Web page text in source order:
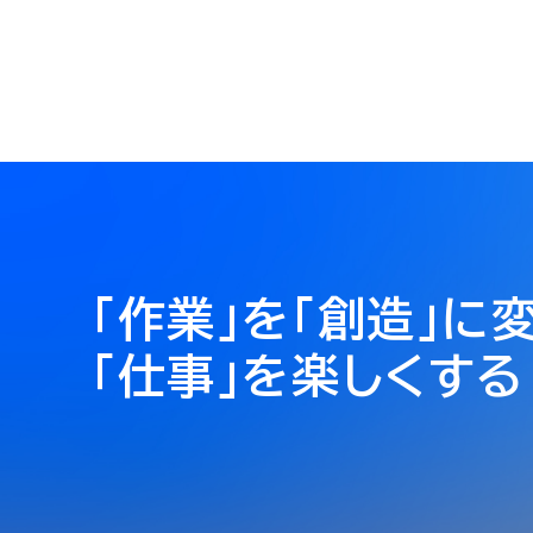
「作業」を「創造」に
「仕事」を楽しくする